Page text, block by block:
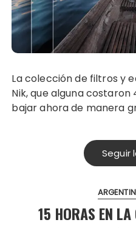
La colección de filtros y editores de imágenes de
Nik, que alguna costaron
bajar ahora de manera
Seguir
15 HORAS EN LA